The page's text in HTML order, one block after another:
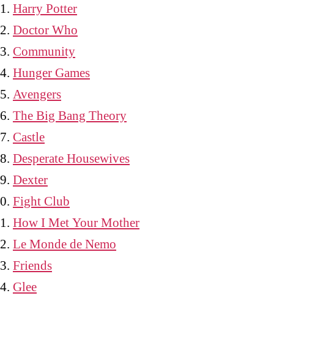
Harry Potter
Doctor Who
Community
Hunger Games
Avengers
The Big Bang Theory
Castle
Desperate Housewives
Dexter
Fight Club
How I Met Your Mother
Le Monde de Nemo
Friends
Glee